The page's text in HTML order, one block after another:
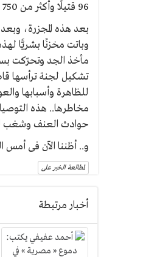
96 قتيلًا وأكثر من 750 جريحًا.
بعد هذه المجزرة،
وباتت مخزنًا بشريًّا
مأخذ الجد وتحرّكت
تشكيل لجنة ترأسها
مخاطرها.. هذه
حوادث العنف وشغب
و.. أظننا الآن فى أمس
لمطالعة الخبر على
أخبار مرتبطة